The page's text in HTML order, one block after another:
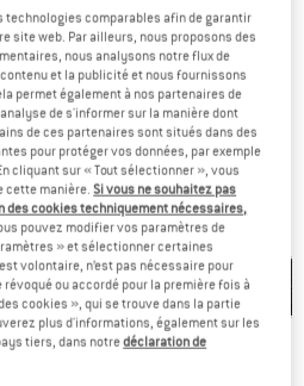
technologies comparables afin de garantir
site web. Par ailleurs, nous proposons des
nous analysons notre flux de
et la publicité et nous fournissons
permet également à nos partenaires de
de s'informer sur la manière dont
de ces partenaires sont situés dans des
pour protéger vos données, par exemple
cliquant sur « Tout sélectionner », vous
cette manière.Si vous ne souhaitez pas
des cookies techniquement nécessaires,
pouvez modifier vos paramètres de
» et sélectionner certaines
volontaire, n’est pas nécessaire pour
ou accordé pour la première fois à
cookies », qui se trouve dans la partie
plus d'informations, également sur les
tiers, dans notredéclaration de